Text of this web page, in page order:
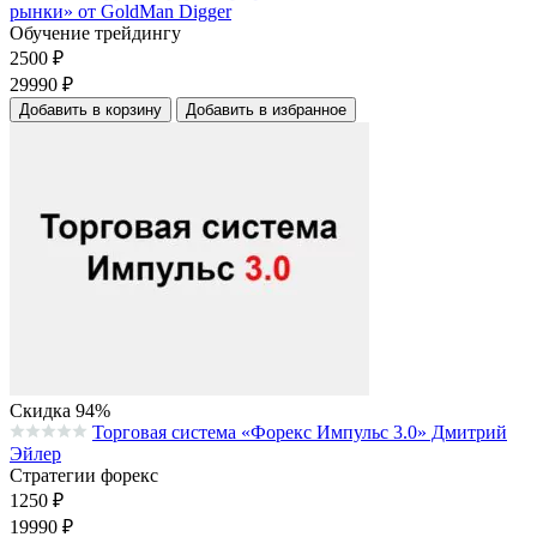
рынки» от GoldMan Digger
Обучение трейдингу
2500 ₽
29990 ₽
Добавить в корзину Добавить в избранное
Скидка 94%
Средняя оценка 0.0 из 5 на основании 0 голосов
Торговая система «Форекс Импульс 3.0» Дмитрий
Эйлер
Стратегии форекс
1250 ₽
19990 ₽